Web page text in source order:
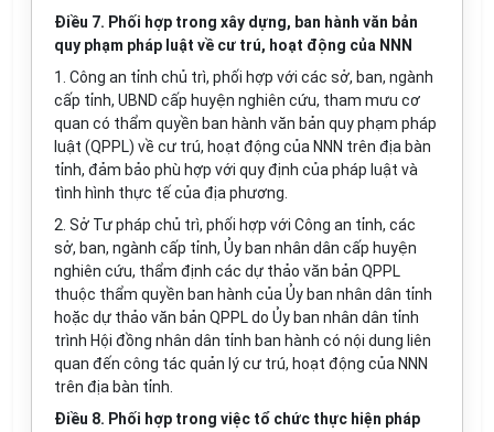
Điều 7. Phối hợp trong xây dựng, ban hành văn bản
quy phạm pháp luật về cư trú, hoạt động của NNN
1. Công an tỉnh chủ trì, phối hợp với các sở, ban, ngành
cấp tỉnh, UBND cấp huyện nghiên cứu, tham mưu cơ
quan có thẩm quyền ban hành văn bản quy phạm pháp
luật (QPPL) về cư trú, hoạt động của NNN trên địa bàn
tỉnh, đảm bảo phù hợp với quy định của pháp luật và
tình hình thực tế của địa phương.
2. Sở Tư pháp chủ trì, phối hợp với Công an tỉnh, các
sở, ban, ngành cấp tỉnh, Ủy ban nhân dân cấp huyện
nghiên cứu, thẩm định các dự thảo văn bản QPPL
thuộc thẩm quyền ban hành của Ủy ban nhân dân tỉnh
hoặc dự thảo văn bản QPPL do Ủy ban nhân dân tỉnh
trình Hội đồng nhân dân tỉnh ban hành có nội dung liên
quan đến công tác quản lý cư trú, hoạt động của NNN
trên địa bàn tỉnh.
Điều 8. Phối hợp trong việc tổ chức thực hiện pháp